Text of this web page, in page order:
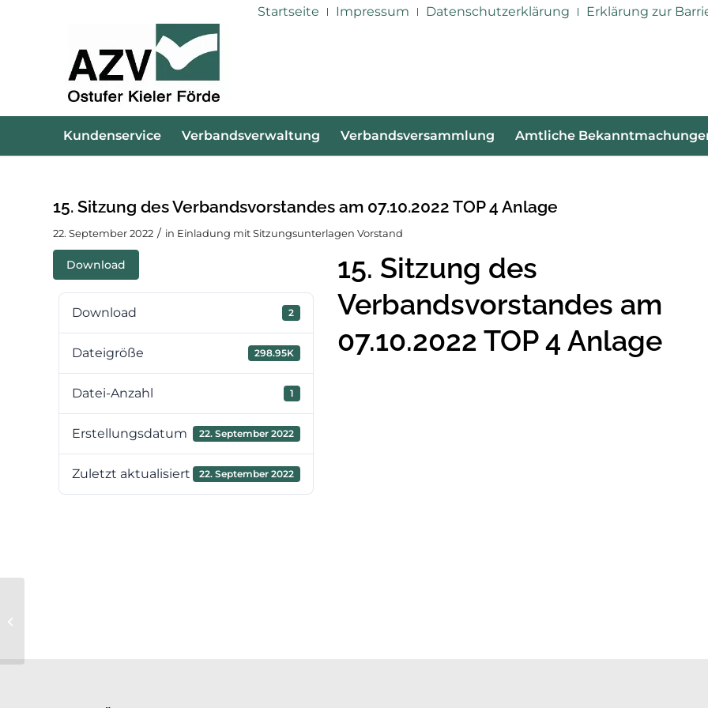
Startseite Impressum Datenschutzerklärung Erklärung zur
Kundenservice Verbandsverwaltung Verbandsversammlung Amtliche
15. Sitzung des Verbandsvorstandes am 07.10.2022 TOP 4 Anlage
22. September 2022 / in Einladung mit Sitzungsunterlagen Vorstand
Download
Download 2
Dateigröße 298.95K
Datei-Anzahl 1
Erstellungsdatum 22. September 2022
Zuletzt aktualisiert 22. September 2022
15. Sitzung des
Verbandsvorstandes am
07.10.2022 TOP 4 Anlage